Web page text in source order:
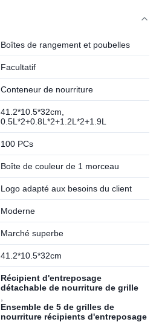
Boîtes de rangement et poubelles
Facultatif
Conteneur de nourriture
41.2*10.5*32cm,
0.5L*2+0.8L*2+1.2L*2+1.9L
100 PCs
Boîte de couleur de 1 morceau
Logo adapté aux besoins du client
Moderne
Marché superbe
41.2*10.5*32cm
Récipient d'entreposage
détachable de nourriture de grille
Ensemble de 5 de grilles de
nourriture récipients d'entreposage